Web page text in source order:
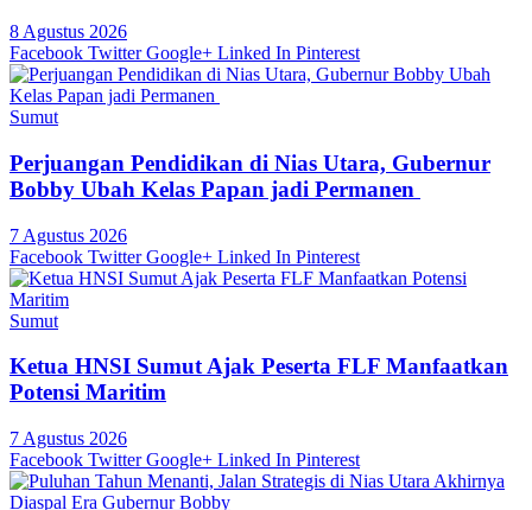
8 Agustus 2026
Facebook Twitter Google+ Linked In Pinterest
Sumut
Perjuangan Pendidikan di Nias Utara, Gubernur
Bobby Ubah Kelas Papan jadi Permanen
7 Agustus 2026
Facebook Twitter Google+ Linked In Pinterest
Sumut
Ketua HNSI Sumut Ajak Peserta FLF Manfaatkan
Potensi Maritim
7 Agustus 2026
Facebook Twitter Google+ Linked In Pinterest